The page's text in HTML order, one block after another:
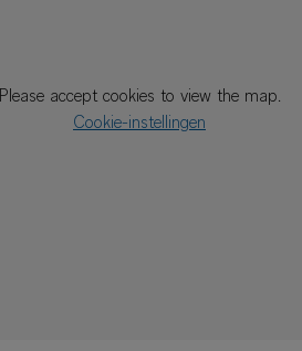
Please accept cookies to view the map.
Cookie-instellingen